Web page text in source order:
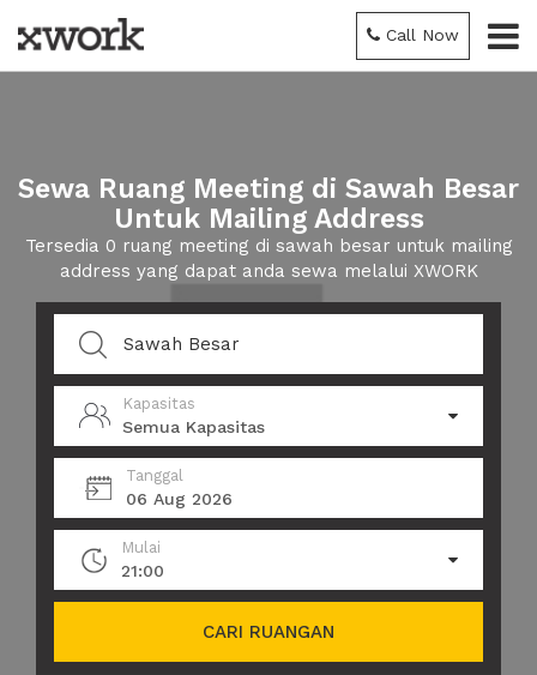
Call Now
Sewa Ruang Meeting di Sawah Besar
Untuk Mailing Address
Tersedia 0 ruang meeting di sawah besar untuk mailing
address yang dapat anda sewa melalui XWORK
Kapasitas
Semua Kapasitas
Tanggal
06 Aug 2026
Mulai
21:00
CARI RUANGAN